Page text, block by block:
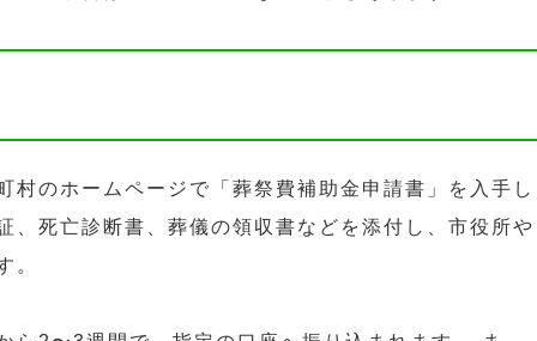
村のホームページで「葬祭費補助金申請書」を入手し
、死亡診断書、葬儀の領収書などを添付し、市役所や
。